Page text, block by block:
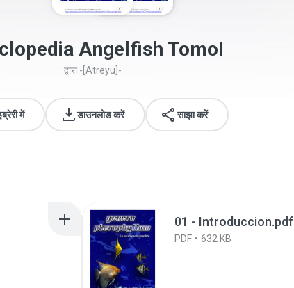
Angelfish TomoI
द्वारा -[Atreyu]-
में डाउनलोड करें साझा करें
01 - Introduccion.pdf
PDF 632 KB